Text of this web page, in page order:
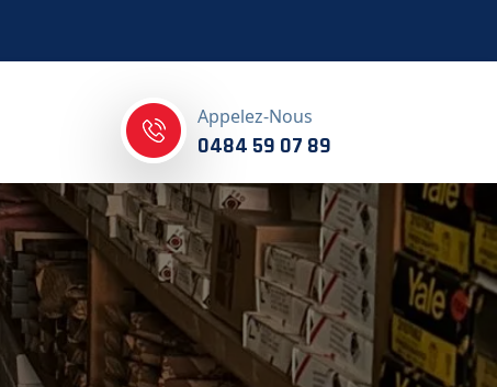
Appelez-Nous
0484 59 07 89